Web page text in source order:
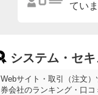
てい
システム・セ
Webサイト・取引（注文
券会社のランキング・口コ